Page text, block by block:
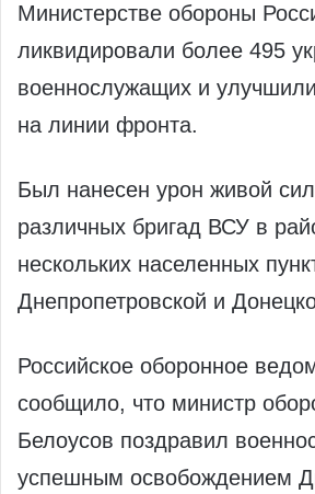
Министерстве обороны
ликвидировали более 495
военнослужащих и
на линии фронта.
Был нанесен урон живой
различных бригад ВСУ в
нескольких населенных
Днепропетровской и
Российское оборонное
сообщило, что министр
Белоусов поздравил
успешным освобождением